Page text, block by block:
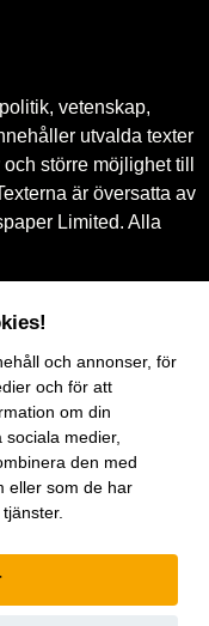
EKN.
vetenskap,
utvalda texter
större möjlighet till
är översatta av
Limited. Alla
och annonser, för
och för att
om din
medier,
den med
eller som de har